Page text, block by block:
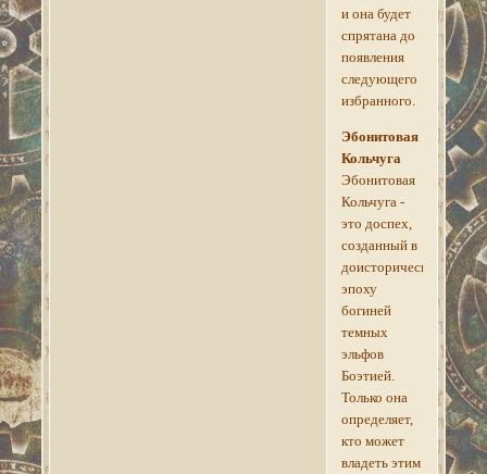
и она будет
спрятана до
появления
следующего
избранного.
Эбонитовая
Кольчуга
Эбонитовая
Кольчуга -
это доспех,
созданный в
доисторическую
эпоху
богиней
темных
эльфов
Боэтией.
Только она
определяет,
кто может
владеть этим